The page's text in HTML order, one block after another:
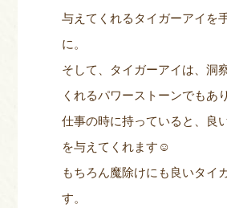
与えてくれるタイガーアイを
に。
そして、タイガーアイは、洞
くれるパワーストーンでもあ
仕事の時に持っていると、良
を与えてくれます☺
もちろん魔除けにも良いタイ
す。